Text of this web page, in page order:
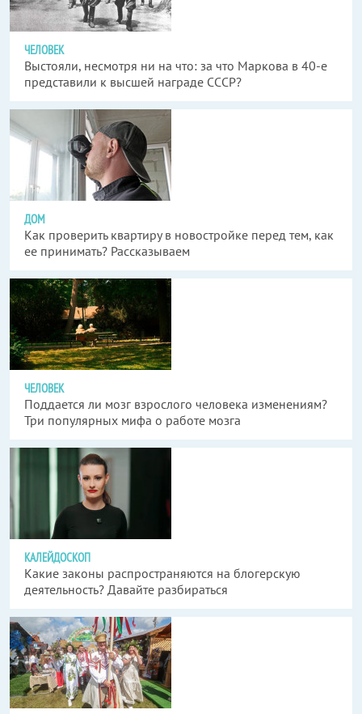
ЧЕЛОВЕК
Выстояли, несмотря ни на что: за что Маркова в 40-е
представили к высшей награде СССР?
ДОМ
Как проверить квартиру в новостройке перед тем, как
ее принимать? Рассказываем
ЧЕЛОВЕК
Поддается ли мозг взрослого человека изменениям?
Три популярных мифа о работе мозга
КАЛЕЙДОСКОП
Какие законы распространяются на блогерскую
деятельность? Давайте разбираться